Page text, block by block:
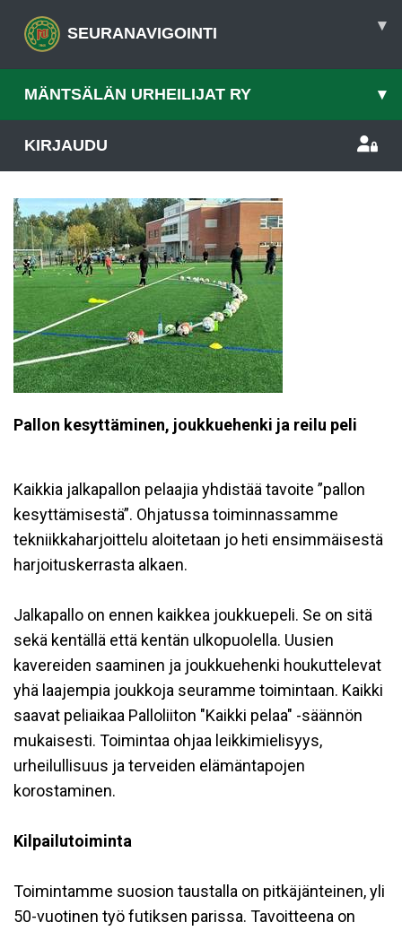
SEURANAVIGOINTI ▾
MÄNTSÄLÄN URHEILIJAT RY ▾
KIRJAUDU
Pallon kesyttäminen, joukkuehenki ja reilu peli
Kaikkia jalkapallon pelaajia yhdistää tavoite ”pallon
kesyttämisestä”. Ohjatussa toiminnassamme
tekniikkaharjoittelu aloitetaan jo heti ensimmäisestä
harjoituskerrasta alkaen.
Jalkapallo on ennen kaikkea joukkuepeli. Se on sitä
sekä kentällä että kentän ulkopuolella. Uusien
kavereiden saaminen ja joukkuehenki houkuttelevat
yhä laajempia joukkoja seuramme toimintaan. Kaikki
saavat peliaikaa Palloliiton "Kaikki pelaa" -säännön
mukaisesti. Toimintaa ohjaa leikkimielisyys,
urheilullisuus ja terveiden elämäntapojen
korostaminen.
Kilpailutoiminta
Toimintamme suosion taustalla on pitkäjänteinen, yli
50-vuotinen työ futiksen parissa. Tavoitteena on